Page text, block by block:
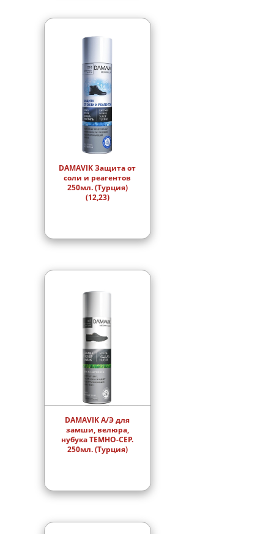
DAMAVIK Защита от
соли и реагентов
250мл. (Турция)
(12,23)
DAMAVIK А/Э для
замши, велюра,
нубука ТЕМНО-СЕР.
250мл. (Турция)